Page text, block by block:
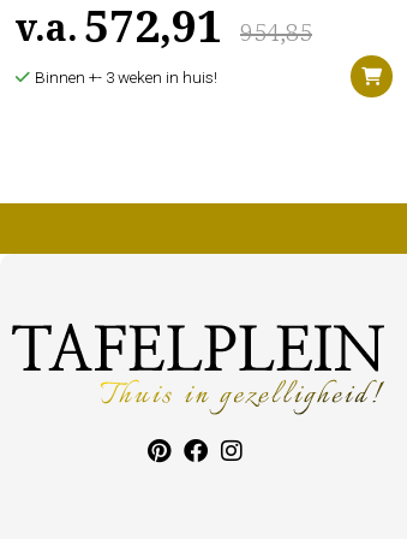
v.a. 954,85
572,91
Binnen +- 3 weken in huis!